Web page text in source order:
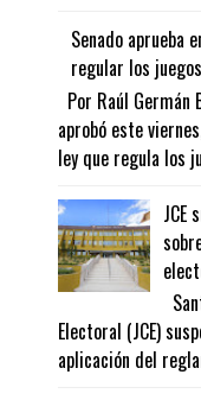
Senado aprueba
regular los
Por Raúl Germán
aprobó este
ley que regula los
JCE
Electoral (JCE)
aplicación del